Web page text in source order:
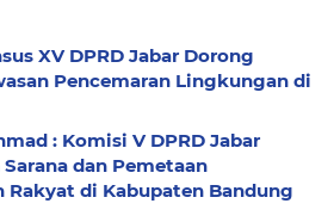
XV DPRD Jabar Dorong
Pencemaran Lingkungan di
: Komisi V DPRD Jabar
dan Pemetaan
Rakyat di Kabupaten Bandung